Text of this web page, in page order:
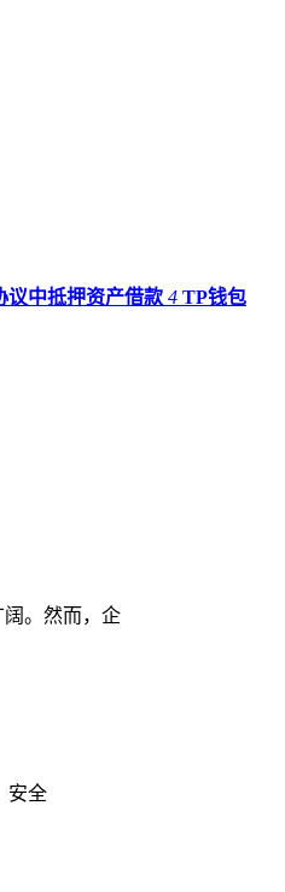
中抵押资产借款 4 TP钱包
。然而，企
安全